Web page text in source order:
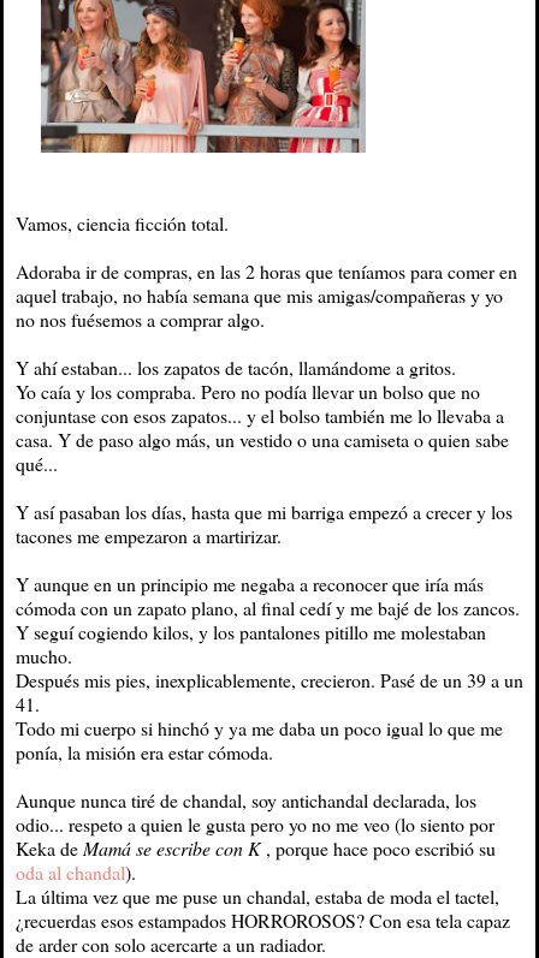
Vamos, ciencia ficción total.
Adoraba ir de compras, en las 2 horas que teníamos para comer en
aquel trabajo, no había semana que mis amigas/compañeras y yo
no nos fuésemos a comprar algo.
Y ahí estaban... los zapatos de tacón, llamándome a gritos.
Yo caía y los compraba. Pero no podía llevar un bolso que no
conjuntase con esos zapatos... y el bolso también me lo llevaba a
casa. Y de paso algo más, un vestido o una camiseta o quien sabe
qué...
Y así pasaban los días, hasta que mi barriga empezó a crecer y los
tacones me empezaron a martirizar.
Y aunque en un principio me negaba a reconocer que iría más
cómoda con un zapato plano, al final cedí y me bajé de los zancos.
Y seguí cogiendo kilos, y los pantalones pitillo me molestaban
mucho.
Después mis pies, inexplicablemente, crecieron. Pasé de un 39 a un
41.
Todo mi cuerpo si hinchó y ya me daba un poco igual lo que me
ponía, la misión era estar cómoda.
Aunque nunca tiré de chandal, soy antichandal declarada, los
odio... respeto a quien le gusta pero yo no me veo (lo siento por
Keka de Mamá se escribe con K, porque hace poco escribió su
oda al chandal).
La última vez que me puse un chandal, estaba de moda el tactel,
¿recuerdas esos estampados HORROROSOS? Con esa tela capaz
de arder con solo acercarte a un radiador.